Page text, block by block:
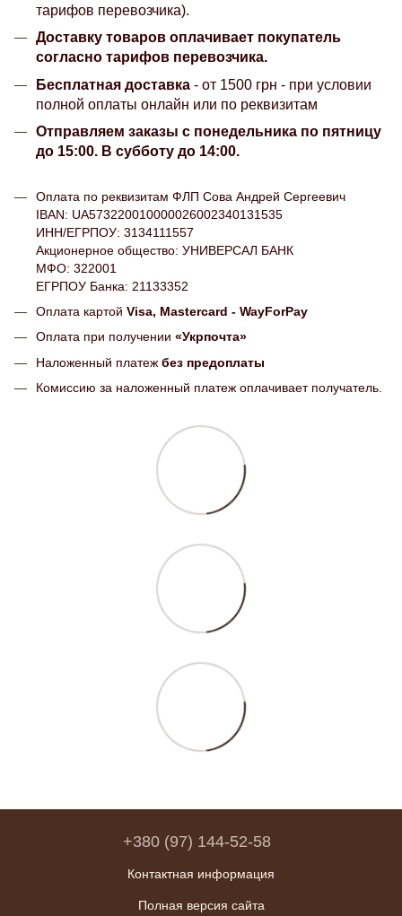
тарифов перевозчика).
Доставку товаров оплачивает покупатель
согласно тарифов перевозчика.
Бесплатная доставка - от 1500 грн - при условии
полной оплаты онлайн или по реквизитам
Отправляем заказы с понедельника по пятницу
до 15:00. В субботу до 14:00.
Оплата по реквизитам ФЛП Сова Андрей Сергеевич
IBAN: UA573220010000026002340131535
ИНН/ЕГРПОУ: 3134111557
Акционерное общество: УНИВЕРСАЛ БАНК
МФО: 322001
ЕГРПОУ Банка: 21133352
Оплата картой Visa, Mastercard - WayForPay
Оплата при получении «Укрпочта»
Наложенный платеж без предоплаты
Комиссию за наложенный платеж оплачивает получатель.
+380 (97) 144-52-58
Контактная информация
Полная версия сайта